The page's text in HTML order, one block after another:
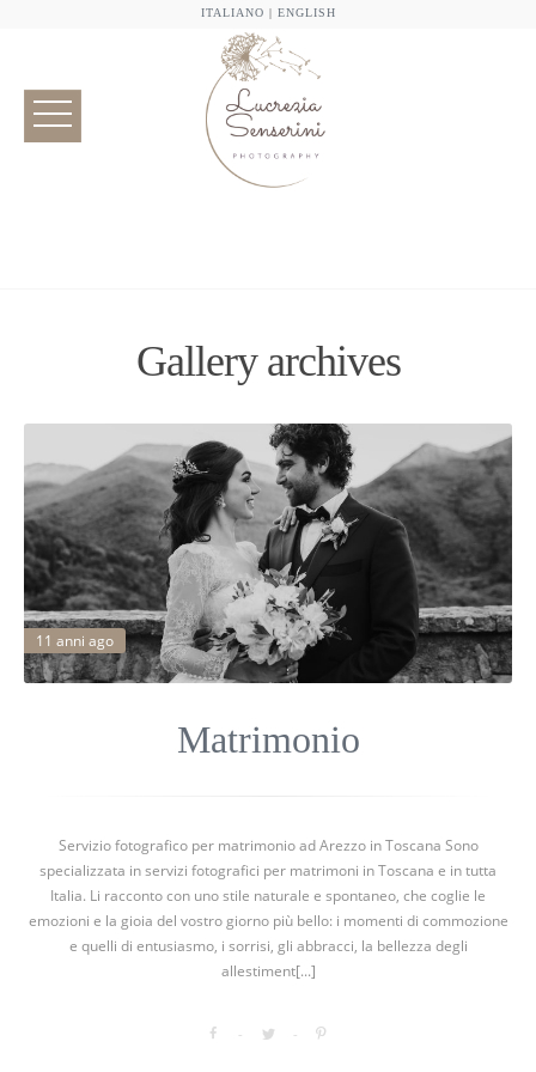
ITALIANO | ENGLISH
Gallery archives
11 anni ago
Matrimonio
Servizio fotografico per matrimonio ad Arezzo in Toscana Sono
specializzata in servizi fotografici per matrimoni in Toscana e in tutta
Italia. Li racconto con uno stile naturale e spontaneo, che coglie le
emozioni e la gioia del vostro giorno più bello: i momenti di commozione
e quelli di entusiasmo, i sorrisi, gli abbracci, la bellezza degli
allestiment[...]